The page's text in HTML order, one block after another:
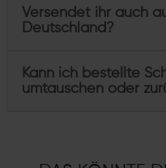
Versendet ihr auch
Deutschland?
Kann ich bestellte
umtauschen oder